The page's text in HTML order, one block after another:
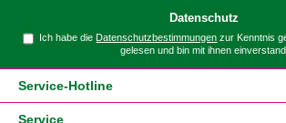
Datenschutz
Ich habe dieDatenschutzbestimmungen zur Kenntnis
gelesen und bin mit ihnen
Service-Hotline
Service